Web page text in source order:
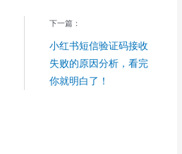
下一篇：
小红书短信验证码接收
失败的原因分析，看完
你就明白了！